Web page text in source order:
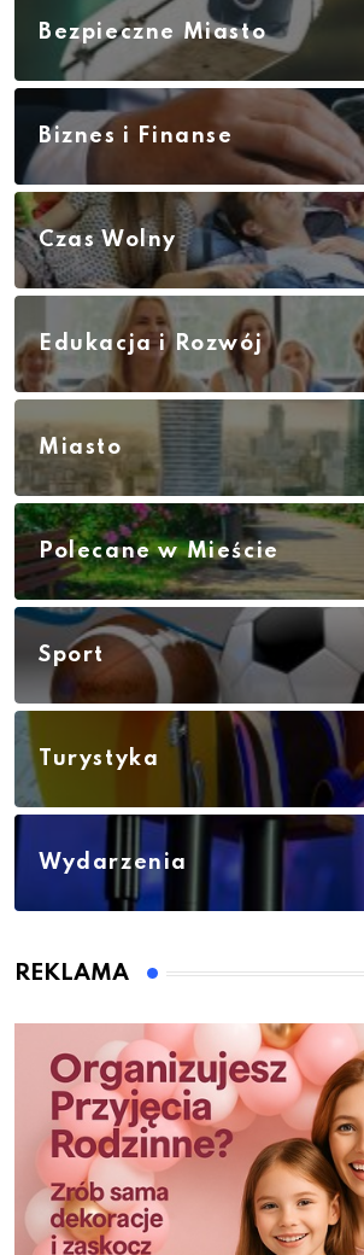
Bezpieczne Miasto
Biznes i Finanse
Czas Wolny
Edukacja i Rozwój
Miasto
Polecane w Mieście
Sport
Turystyka
Wydarzenia
REKLAMA